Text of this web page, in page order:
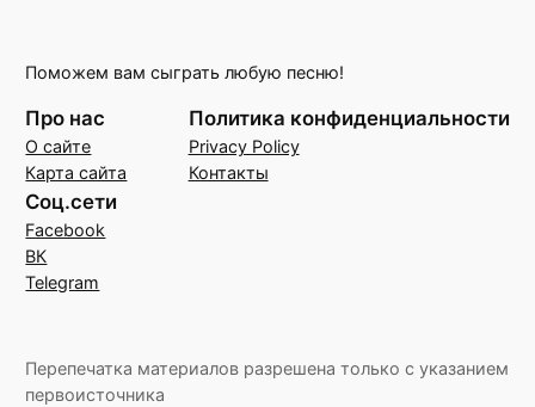
Поможем вам сыграть любую песню!
Про нас
О сайте
Карта сайта
Политика конфиденциальности
Privacy Policy
Контакты
Соц.сети
Facebook
ВК
Telegram
Перепечатка материалов разрешена только с указанием
первоисточника